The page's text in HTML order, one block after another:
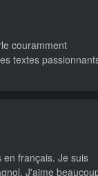
couramment
textes
français. Je suis
J'aime